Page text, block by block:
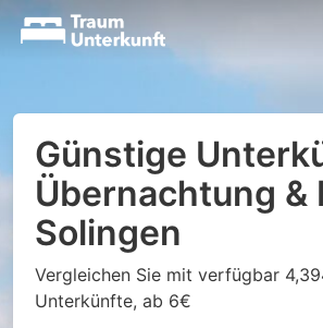
Günstige
Übernachtung &
Solingen
Vergleichen Sie mit verfügbar
Unterkünfte, ab 6€